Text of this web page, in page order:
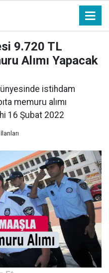
9.720 TL
Alımı Yapacak
istihdam
memuru alımı
16 Şubat 2022